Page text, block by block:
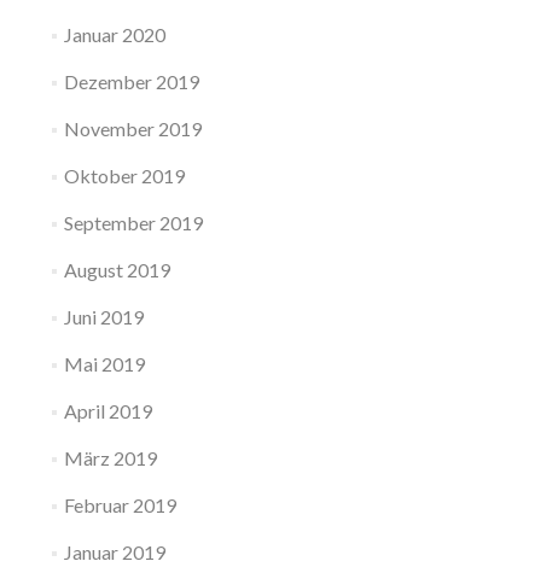
Januar 2020
Dezember 2019
November 2019
Oktober 2019
September 2019
August 2019
Juni 2019
Mai 2019
April 2019
März 2019
Februar 2019
Januar 2019